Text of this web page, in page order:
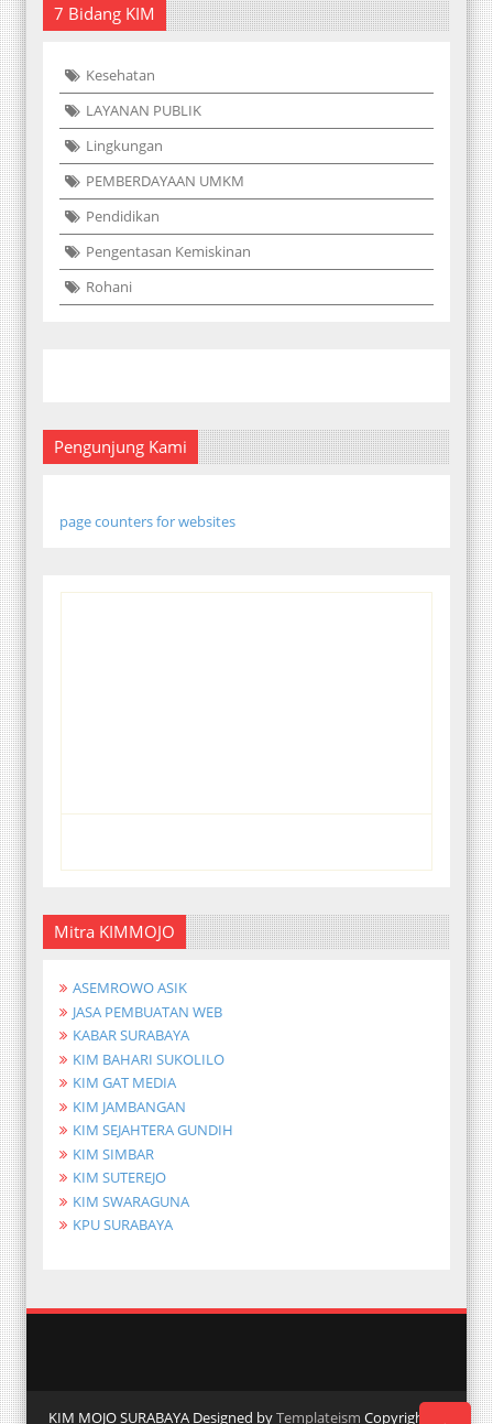
7 Bidang KIM
Kesehatan
LAYANAN PUBLIK
Lingkungan
PEMBERDAYAAN UMKM
Pendidikan
Pengentasan Kemiskinan
Rohani
Pengunjung Kami
page counters for websites
Mitra KIMMOJO
ASEMROWO ASIK
JASA PEMBUATAN WEB
KABAR SURABAYA
KIM BAHARI SUKOLILO
KIM GAT MEDIA
KIM JAMBANGAN
KIM SEJAHTERA GUNDIH
KIM SIMBAR
KIM SUTEREJO
KIM SWARAGUNA
KPU SURABAYA
KIM MOJO SURABAYA Designed byTemplateism Copyright ©